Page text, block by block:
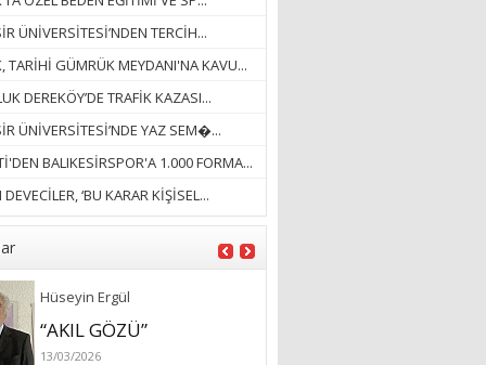
ÜNİVERSİTESİ’NDEN TERCİH...
TARİHİ GÜMRÜK MEYDANI'NA KAVU...
DEREKÖY’DE TRAFİK KAZASI...
ÜNİVERSİTESİ’NDE YAZ SEM�...
BALIKESİRSPOR'A 1.000 FORMA...
‘BU KARAR KİŞİSEL...
Hüseyin Ergül
“AKIL GÖZÜ”
“KURTULDUM”
sevtap karagöz sönmez
“SAHTE”
26/01/2025